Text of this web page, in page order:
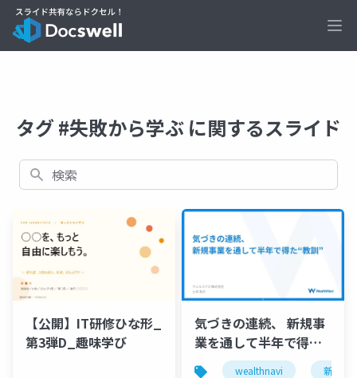
タグ #失敗から学ぶ に関するスライド
検索
【公開】IT研修ひな形_
第3弾D_趣味学び
気づきの連続、 新規事
業を通して半年で得
た“教訓”wealthnavi 新卒